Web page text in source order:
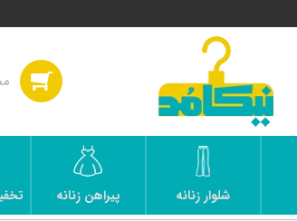
شلوار زنانه پیراهن زنانه